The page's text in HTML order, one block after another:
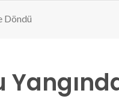
Döndü